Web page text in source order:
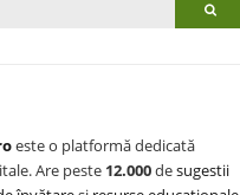
este o platformă dedicată
Are peste 12.000desugestii